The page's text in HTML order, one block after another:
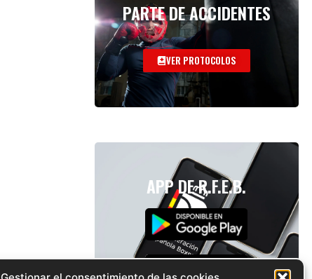
PARTE DE ACCIDENTES
VER PROTOCOLOS
APP DE R.F.E.B.